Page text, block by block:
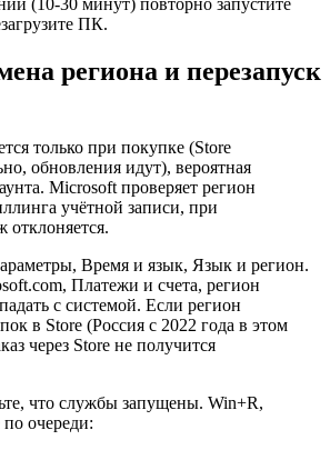
ПК.
региона и перезапуск
только при покупке (Store
обновления идут), вероятная
Microsoft проверяет регион
учётной записи, при
отклоняется.
Время и язык, Язык и регион.
Платежи и счета, регион
с системой. Если регион
в Store (Россия с 2022 года в этом
через Store не получится
что службы запущены. Win+R,
по очереди: